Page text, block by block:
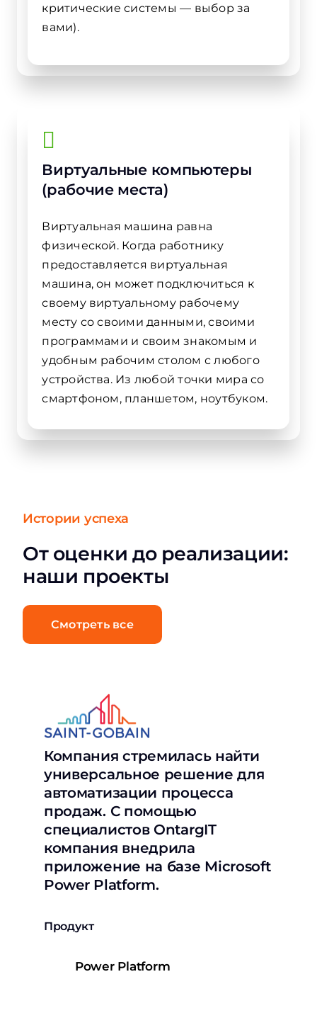
критические системы — выбор за
вами).
Виртуальные компьютеры
(рабочие места)
Виртуальная машина равна
физической. Когда работнику
предоставляется виртуальная
машина, он может подключиться к
своему виртуальному рабочему
месту со своими данными, своими
программами и своим знакомым и
удобным рабочим столом с любого
устройства. Из любой точки мира со
смартфоном, планшетом, ноутбуком.
Истории успеха
От оценки до реализации:
наши проекты
Смотреть все
Компания стремилась найти
универсальное решение для
автоматизации процесса
продаж. С помощью
специалистов OntargIT
компания внедрила
приложение на базе Microsoft
Power Platform.
Продукт
Power Platform